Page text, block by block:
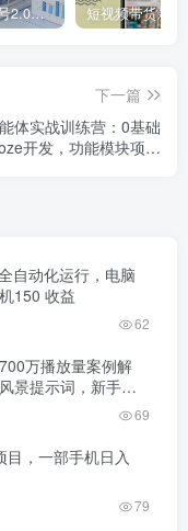
快手年轻品起号2.0：养号选品，剪辑封面，投流技巧，从0到爆单全流程
下一篇
体实战训练营：0基础
开发，功能模块项目
自动化运行，电脑
150 收益
62
万播放量案例解
景提示词，新手直
69
，一部手机日入
79